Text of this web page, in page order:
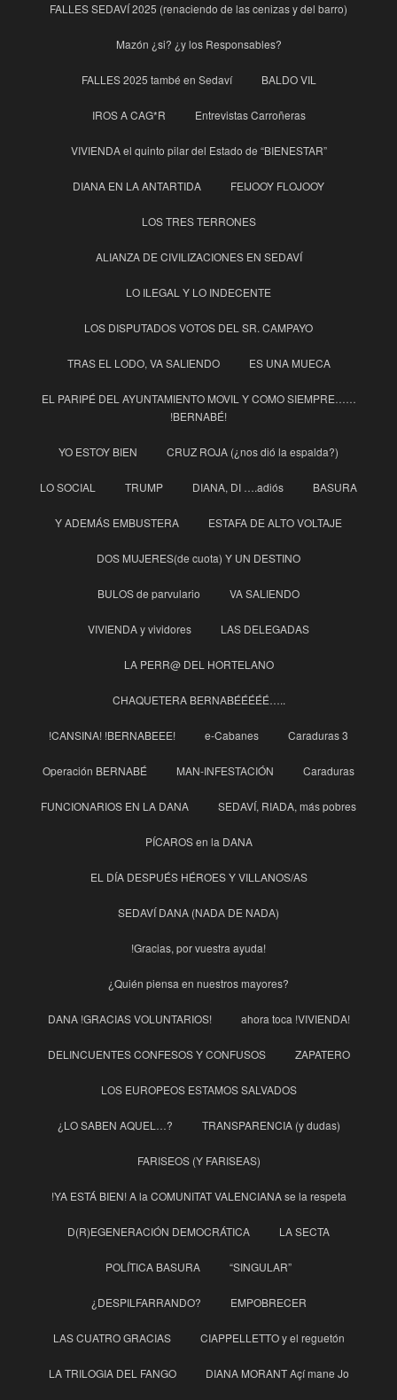
FALLES SEDAVÍ 2025 (renaciendo de las cenizas y del barro)
Mazón ¿si? ¿y los Responsables?
FALLES 2025 també en Sedaví BALDO VIL
IROS A CAG*R Entrevistas Carroñeras
VIVIENDA el quinto pilar del Estado de “BIENESTAR”
DIANA EN LA ANTARTIDA FEIJOOY FLOJOOY
LOS TRES TERRONES
ALIANZA DE CIVILIZACIONES EN SEDAVÍ
LO ILEGAL Y LO INDECENTE
LOS DISPUTADOS VOTOS DEL SR. CAMPAYO
TRAS EL LODO, VA SALIENDO ES UNA MUECA
EL PARIPÉ DEL AYUNTAMIENTO MOVIL Y COMO SIEMPRE……
!BERNABÉ!
YO ESTOY BIEN CRUZ ROJA (¿nos dió la espalda?)
LO SOCIAL TRUMP DIANA, DI ….adiós BASURA
Y ADEMÁS EMBUSTERA ESTAFA DE ALTO VOLTAJE
DOS MUJERES(de cuota) Y UN DESTINO
BULOS de parvulario VA SALIENDO
VIVIENDA y vividores LAS DELEGADAS
LA PERR@ DEL HORTELANO
CHAQUETERA BERNABÉÉÉÉÉ…..
!CANSINA! !BERNABEEE! e-Cabanes Caraduras 3
Operación BERNABÉ MAN-INFESTACIÓN Caraduras
FUNCIONARIOS EN LA DANA SEDAVÍ, RIADA, más pobres
PÍCAROS en la DANA
EL DÍA DESPUÉS HÉROES Y VILLANOS/AS
SEDAVÍ DANA (NADA DE NADA)
!Gracias, por vuestra ayuda!
¿Quién piensa en nuestros mayores?
DANA !GRACIAS VOLUNTARIOS! ahora toca !VIVIENDA!
DELINCUENTES CONFESOS Y CONFUSOS ZAPATERO
LOS EUROPEOS ESTAMOS SALVADOS
¿LO SABEN AQUEL…? TRANSPARENCIA (y dudas)
FARISEOS (Y FARISEAS)
!YA ESTÁ BIEN! A la COMUNITAT VALENCIANA se la respeta
D(R)EGENERACIÓN DEMOCRÁTICA LA SECTA
POLÍTICA BASURA “SINGULAR”
¿DESPILFARRANDO? EMPOBRECER
LAS CUATRO GRACIAS CIAPPELLETTO y el reguetón
LA TRILOGIA DEL FANGO DIANA MORANT Açí mane Jo